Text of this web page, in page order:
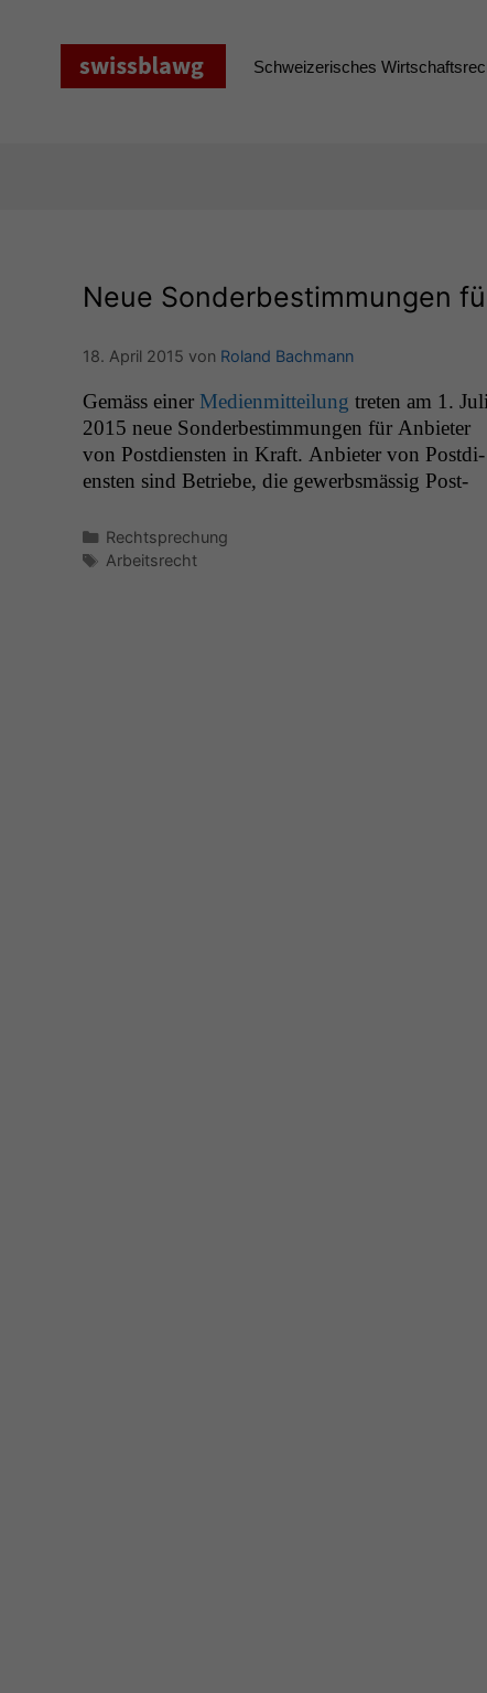
Schweizerisches
Neue Sonderbestimmungen
18. April 2015 von Roland Bachmann
Gemäss ein­er Medi­en­mit­teilung treten am 1. Juli
2015 neue Son­derbes­tim­mungen für Anbi­eter
von Post­di­en­sten in Kraft. Anbi­eter von Post­di­
en­sten sind Betriebe, die gewerb­smäs­sig Post­
sendun­gen annehmen, abholen, sortieren, trans­
portieren oder zustellen und für diese Dien­stleis­
tun­gen die Ver­ant­wor­tung gegenüber dem Kun­
Kategorien
Rechtsprechung
Schlagwörter
Arbeitsrecht